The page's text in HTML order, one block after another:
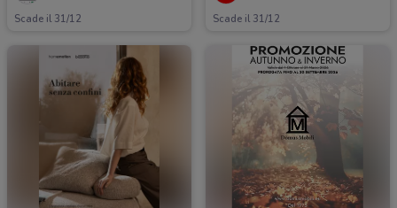
Scade il 31/12 Scade il 31/12